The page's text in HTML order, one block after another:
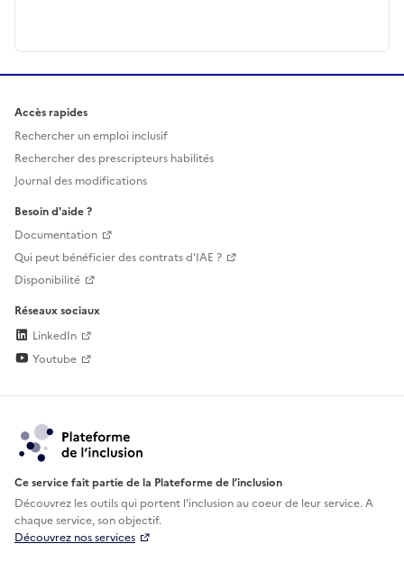
Accès rapides
Rechercher un emploi inclusif
Rechercher des prescripteurs habilités
Journal des modifications
Besoin d'aide ?
Documentation
Qui peut bénéficier des contrats d'IAE ?
Disponibilité
Réseaux sociaux
LinkedIn
Youtube
Ce service fait partie de la Plateforme de l’inclusion
Découvrez les outils qui portent l'inclusion aucoeur de leur service. A
chaque service, son objectif.
Découvrez nos services